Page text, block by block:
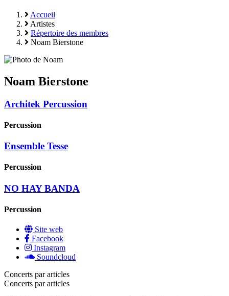
Accueil
Artistes
Répertoire des membres
Noam Bierstone
Noam Bierstone
Architek Percussion
Percussion
Ensemble Tesse
Percussion
NO HAY BANDA
Percussion
Site web
Facebook
Instagram
Soundcloud
Concerts par articles
Concerts par articles